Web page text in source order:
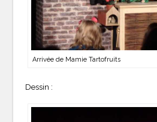
Arrivée de Mamie Tartofruits
Dessin :